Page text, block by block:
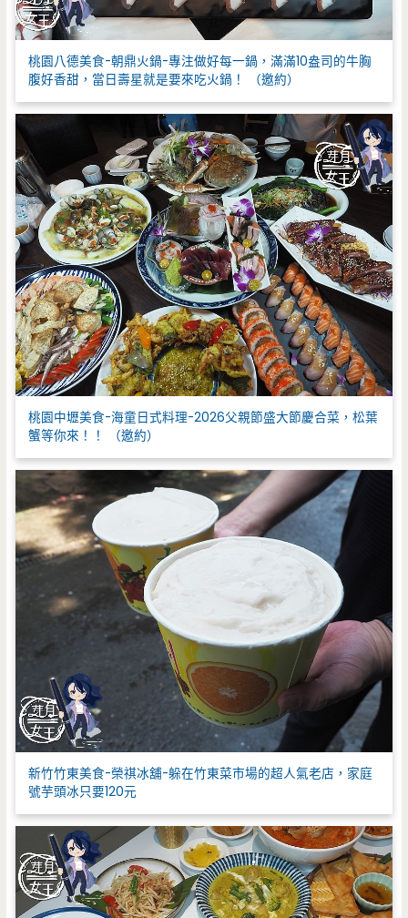
桃園八德美食-朝鼎火鍋-專注做好每一鍋，滿滿10盎司的牛胸
腹好香甜，當日壽星就是要來吃火鍋！ （邀約）
桃園中壢美食-海童日式料理-2026父親節盛大節慶合菜，松葉
蟹等你來！！ （邀約）
新竹竹東美食-榮祺冰舖-躲在竹東菜市場的超人氣老店，家庭
號芋頭冰只要120元